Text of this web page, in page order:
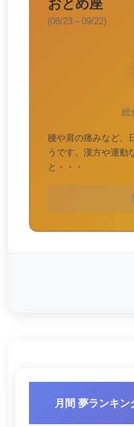
おとめ座
(08/23～09/22)
総
腰や肩の痛みなど、
うです。漢方や運動
と・・・
月間 夢ランキン